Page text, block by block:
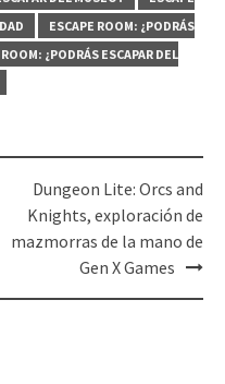
ESCAPE ROOM: ¿PODRÁS
¿PODRÁS ESCAPAR DEL
Dungeon Lite: Orcs and
Knights, exploración de
mazmorras de la mano de
Gen X Games